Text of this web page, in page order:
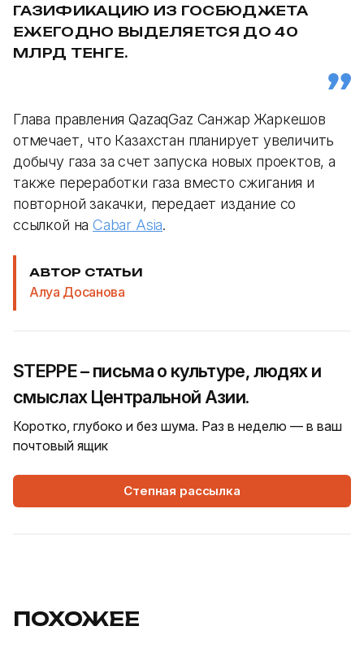
ГАЗИФИКАЦИЮ ИЗ ГОСБЮДЖЕТА
ЕЖЕГОДНО ВЫДЕЛЯЕТСЯ ДО 40
МЛРД ТЕНГЕ.
Глава правления QazaqGaz Санжар Жаркешов
отмечает, что Казахстан планирует увеличить
добычу газа за счет запуска новых проектов, а
также переработки газа вместо сжигания и
повторной закачки, передает издание со
ссылкой наCabar Asia.
АВТОР СТАТЬИ
Алуа Досанова
STEPPE – письма о культуре, людях и
смыслах Центральной Азии.
Коротко, глубоко и без шума. Раз в неделю — в ваш
почтовый ящик
Степная рассылка
ПОХОЖЕЕ